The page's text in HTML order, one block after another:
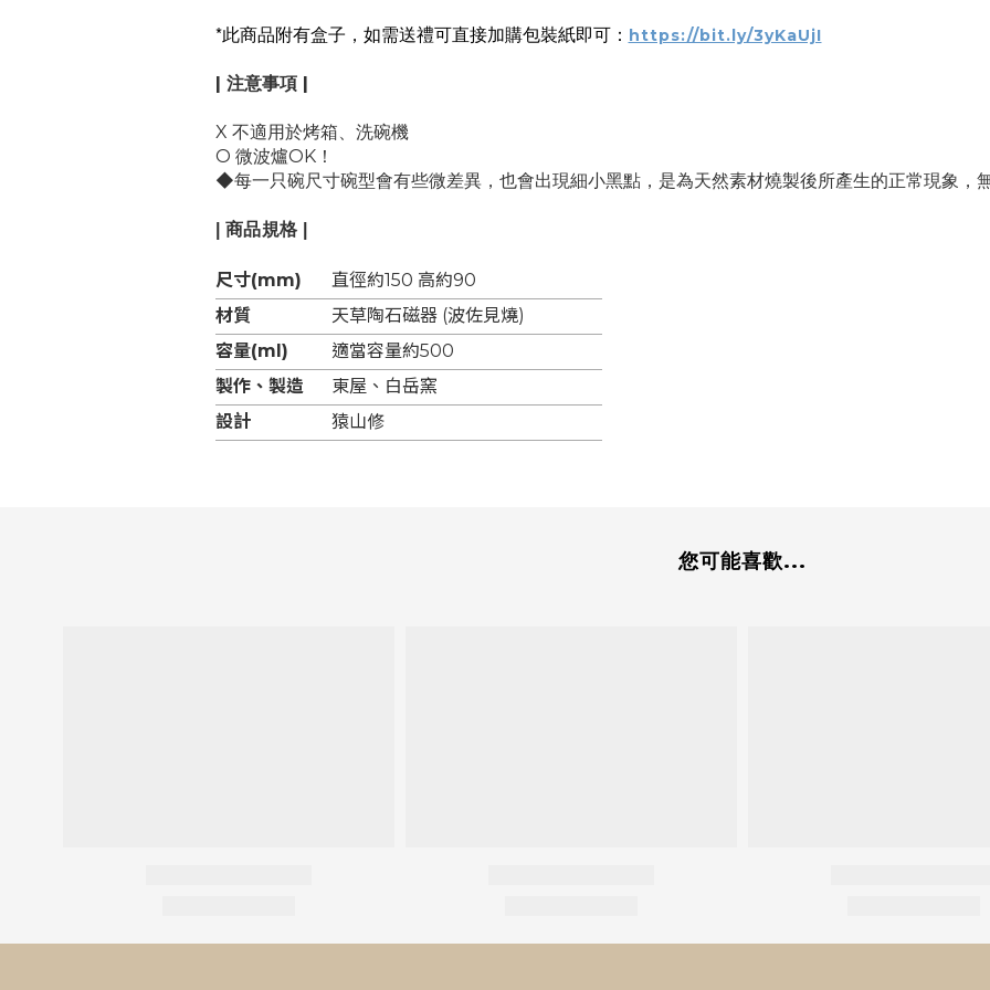
*此商品附有盒子，如需送禮可直接加購包裝紙即可： https://bit.ly/3yKaUjI
| 注意事項 |
X 不適用於烤箱、洗碗機
O 微波爐OK！
◆每一只碗尺寸碗型會有些微差異，也會出現細小黑點，是為天然素材燒製後所產生的正常現象，無
| 商品規格 |
尺寸(mm)
直徑約150 高約90
材質
天草陶石磁器 (波佐見燒)
容量(ml)
適當容量約500
製作、製造
東屋、白岳窯
設計
猿山修
您可能喜歡...